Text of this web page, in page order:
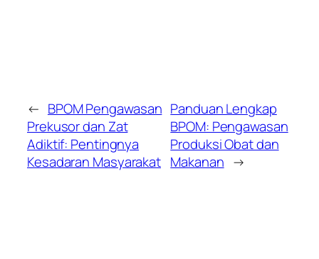
← BPOM Pengawasan
Prekusor dan Zat
Adiktif: Pentingnya
Kesadaran Masyarakat
Panduan Lengkap
BPOM: Pengawasan
Produksi Obat dan
Makanan →